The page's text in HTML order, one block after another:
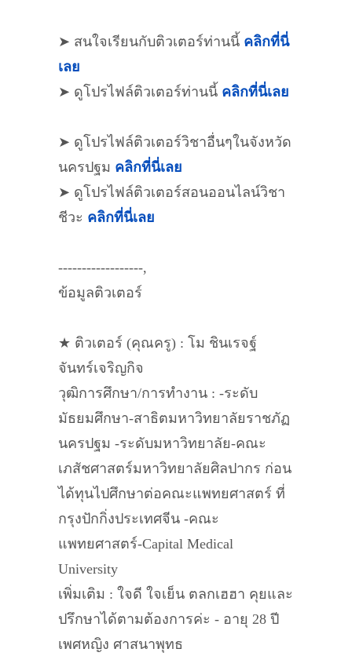
➤ สนใจเรียนกับติวเตอร์ท่านนี้ คลิกที่นี่
เลย
➤ ดูโปรไฟล์ติวเตอร์ท่านนี้ คลิกที่นี่เลย
➤ ดูโปรไฟล์ติวเตอร์วิชาอื่นๆในจังหวัด
นครปฐม คลิกที่นี่เลย
➤ ดูโปรไฟล์ติวเตอร์สอนออนไลน์วิชา
ชีวะ คลิกที่นี่เลย
------------------,
ข้อมูลติวเตอร์
★ ติวเตอร์ (คุณครู) : โม ชินเรจฐ์
จันทร์เจริญกิจ
วุฒิการศึกษา/การทำงาน : -ระดับ
มัธยมศึกษา-สาธิตมหาวิทยาลัยราชภัฏ
นครปฐม -ระดับมหาวิทยาลัย-คณะ
เภสัชศาสตร์มหาวิทยาลัยศิลปากร ก่อน
ได้ทุนไปศึกษาต่อคณะแพทยศาสตร์ ที่
กรุงปักกิ่งประเทศจีน -คณะ
แพทยศาสตร์-Capital Medical
University
เพิ่มเติม : ใจดี ใจเย็น ตลกเฮฮา คุยและ
ปรึกษาได้ตามต้องการค่ะ - อายุ 28 ปี
เพศหญิง ศาสนาพุทธ